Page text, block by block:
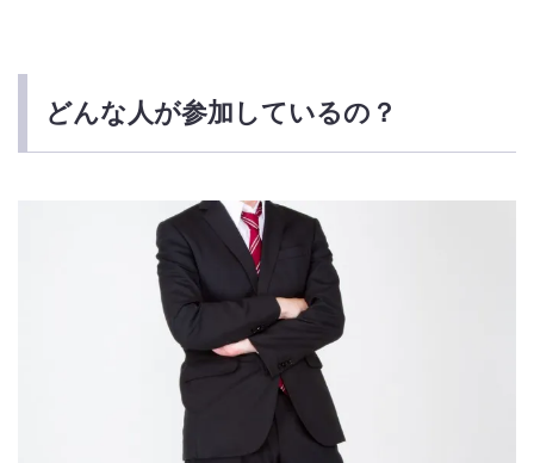
どんな人が参加しているの？